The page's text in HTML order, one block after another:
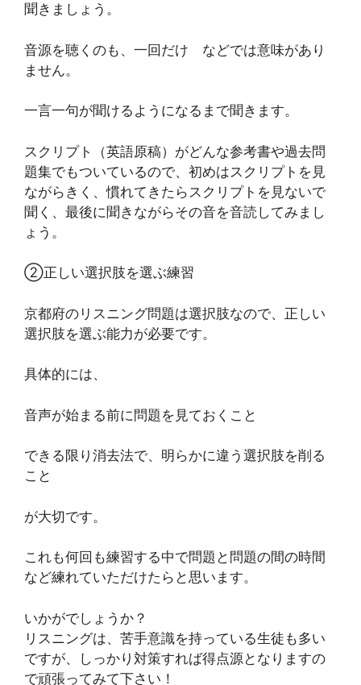
聞きましょう。
音源を聴くのも、一回だけ などでは意味があり
ません。
一言一句が聞けるようになるまで聞きます。
スクリプト（英語原稿）がどんな参考書や過去問
題集でもついているので、初めはスクリプトを見
ながらきく、慣れてきたらスクリプトを見ないで
聞く、最後に聞きながらその音を音読してみまし
ょう。
②正しい選択肢を選ぶ練習
京都府のリスニング問題は選択肢なので、正しい
選択肢を選ぶ能力が必要です。
具体的には、
音声が始まる前に問題を見ておくこと
できる限り消去法で、明らかに違う選択肢を削る
こと
が大切です。
これも何回も練習する中で問題と問題の間の時間
など練れていただけたらと思います。
いかがでしょうか？
リスニングは、苦手意識を持っている生徒も多い
ですが、しっかり対策すれば得点源となりますの
で頑張ってみて下さい！